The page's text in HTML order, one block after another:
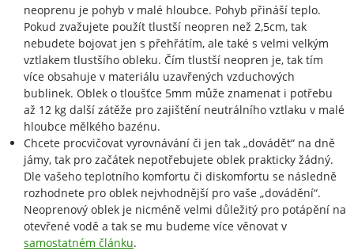
neoprenu je pohyb v malé hloubce. Pohyb přináší teplo.
Pokud zvažujete použít tlustší neopren než 2,5cm, tak
nebudete bojovat jen s přehřátím, ale také s velmi velkým
vztlakem tlustšího obleku. Čím tlustší neopren je, tak tím
více obsahuje v materiálu uzavřených vzduchových
bublinek. Oblek o tloušťce 5mm může znamenat i potřebu
až 12 kg další zátěže pro zajištění neutrálního vztlaku v malé
hloubce mělkého bazénu.
Chcete procvičovat vyrovnávání či jen tak „dovádět“ na dně
jámy, tak pro začátek nepotřebujete oblek prakticky žádný.
Dle vašeho teplotního komfortu či diskomfortu se následně
rozhodnete pro oblek nejvhodnější pro vaše „dovádění“.
Neoprenový oblek je nicméně velmi důležitý pro potápění na
otevřené vodě a tak se mu budeme více věnovat v
samostatném článku.